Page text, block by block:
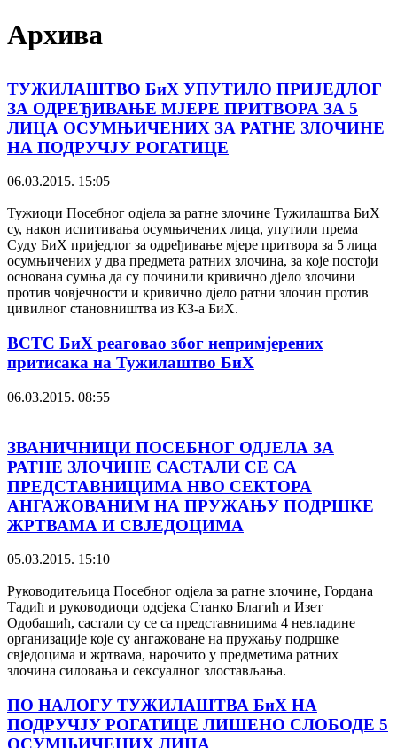
Архива
ТУЖИЛАШТВО БиХ УПУТИЛО ПРИЈЕДЛОГ
ЗА ОДРЕЂИВАЊЕ МЈЕРЕ ПРИТВОРА ЗА 5
ЛИЦА ОСУМЊИЧЕНИХ ЗА РАТНЕ ЗЛОЧИНЕ
НА ПОДРУЧЈУ РОГАТИЦЕ
06.03.2015. 15:05
Тужиоци Посебног одјела за ратне злочине Тужилаштва БиХ
су, након испитивања осумњичених лица, упутили према
Суду БиХ приједлог за одређивање мјере притвора за 5 лица
осумњичених у два предмета ратних злочина, за које постоји
основана сумња да су починили кривично дјело злочини
против човјечности и кривично дјело ратни злочин против
цивилног становништва из КЗ-а БиХ.
ВСТС БиХ реаговао због непримјерених
притисака на Тужилаштво БиХ
06.03.2015. 08:55
ЗВАНИЧНИЦИ ПОСЕБНОГ ОДЈЕЛА ЗА
РАТНЕ ЗЛОЧИНЕ САСТАЛИ СЕ СА
ПРЕДСТАВНИЦИМА НВО СЕКТОРА
АНГАЖОВАНИМ НА ПРУЖАЊУ ПОДРШКЕ
ЖРТВАМА И СВЈЕДОЦИМА
05.03.2015. 15:10
Руководитељица Посебног одјела за ратне злочине, Гордана
Тадић и руководиоци одсјека Станко Благић и Изет
Одобашић, састали су се са представницима 4 невладине
организације које су ангажоване на пружању подршке
свједоцима и жртвама, нарочито у предметима ратних
злочина силовања и сексуалног злостављања.
ПО НАЛОГУ ТУЖИЛАШТВА БиХ НА
ПОДРУЧЈУ РОГАТИЦЕ ЛИШЕНО СЛОБОДЕ 5
ОСУМЊИЧЕНИХ ЛИЦА